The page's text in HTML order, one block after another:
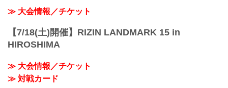
≫ 大会情報／チケット
【7/18(土)開催】RIZIN LANDMARK 15 in
HIROSHIMA
≫ 大会情報／チケット
≫ 対戦カード